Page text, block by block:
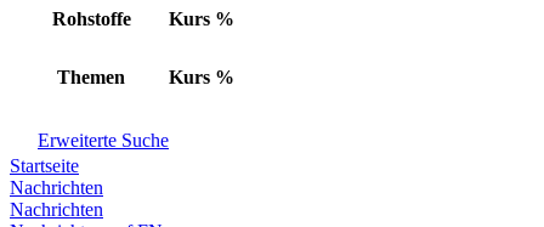
Rohstoffe Kurs %
Themen Kurs %
Erweiterte Suche
Startseite
Nachrichten
Nachrichten